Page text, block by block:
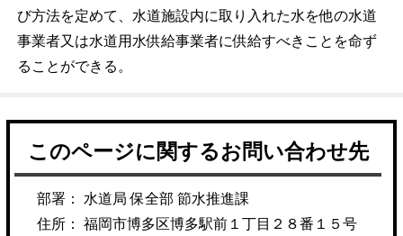
び方法を定めて、水道施設内に取り入れた水を他の水道
事業者又は水道用水供給事業者に供給すべきことを命ず
ることができる。
このページに関するお問い合わせ先
部署： 水道局 保全部 節水推進課
住所： 福岡市博多区博多駅前１丁目２８番１５号